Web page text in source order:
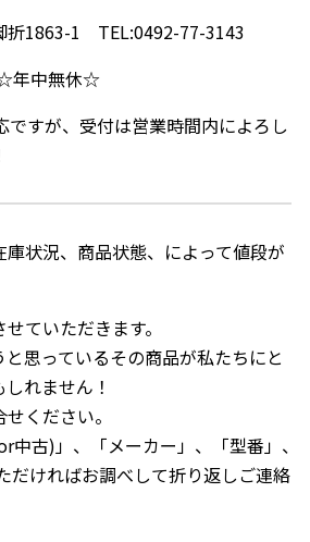
折1863-1 TEL:0492-77-3143
年中無休☆
ですが、受付は営業時間内によろし
状況、商品状態、によって値段が
ていただきます。
思っているその商品が私たちにと
れません！
ください。
中古)」、「メーカー」、「型番」、
だければお調べして折り返しご連絡